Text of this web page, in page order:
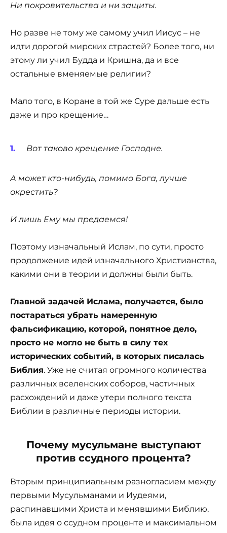
Ни покровительства и ни защиты.
Но разве не тому же самому учил Иисус – не
идти дорогой мирских страстей? Более того, ни
этому ли учил Будда и Кришна, да и все
остальные вменяемые религии?
Мало того, в Коране в той же Суре дальше есть
даже и про крещение…
Вот таково крещение Господне.
А может кто-нибудь, помимо Бога, лучше
окрестить?
И лишь Ему мы предаемся!
Поэтому изначальный Ислам, по сути, просто
продолжение идей изначального Христианства,
какими они в теории и должны были быть.
Главной задачей Ислама, получается, было
постараться убрать намеренную
фальсификацию, которой, понятное дело,
просто не могло не быть в силу тех
исторических событий, в которых писалась
Библия. Уже не считая огромного количества
различных вселенских соборов, частичных
расхождений и даже утери полного текста
Библии в различные периоды истории.
Почему мусульмане выступают
против ссудного процента?
Вторым принципиальным разногласием между
первыми Мусульманами и Иудеями,
распинавшими Христа и менявшими Библию,
была идея о ссудном проценте и максимальном